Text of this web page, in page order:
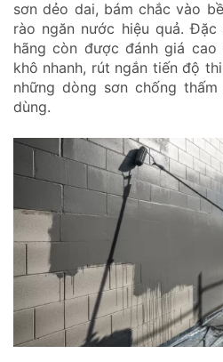
sơn dẻo dai, bám chắc vào
rào ngăn nước hiệu quả.
hãng còn được đánh giá
khô nhanh, rút ngắn tiến độ
những dòng sơn chống
dùng.